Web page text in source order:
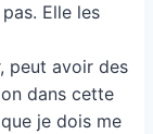
Elle les
peut avoir des
dans cette
je dois me